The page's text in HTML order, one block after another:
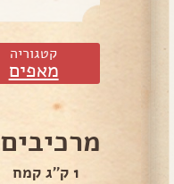
קטגוריה
מאפים
מרכיבים
1 ק''ג קמח